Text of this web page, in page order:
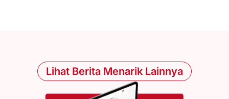
Lihat Berita Menarik Lainnya